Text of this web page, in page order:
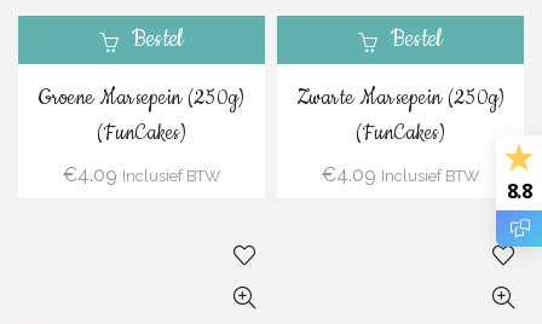
Bestel
Groene Marsepein (250g)
(FunCakes)
€4.09 Inclusief BTW
Bestel
Zwarte Marsepein (250g)
(FunCakes)
€4.09 Inclusief BTW
8.8